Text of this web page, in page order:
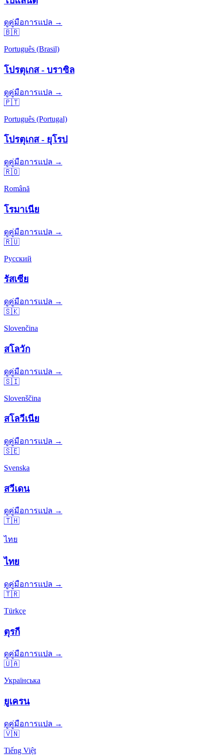
ดูคู่มือการแปล →
🇧🇷
Português (Brasil)
โปรตุเกส - บราซิล
ดูคู่มือการแปล →
🇵🇹
Português (Portugal)
โปรตุเกส - ยุโรป
ดูคู่มือการแปล →
🇷🇴
Română
โรมาเนีย
ดูคู่มือการแปล →
🇷🇺
Русский
รัสเซีย
ดูคู่มือการแปล →
🇸🇰
Slovenčina
สโลวัก
ดูคู่มือการแปล →
🇸🇮
Slovenščina
สโลวีเนีย
ดูคู่มือการแปล →
🇸🇪
Svenska
สวีเดน
ดูคู่มือการแปล →
🇹🇭
ไทย
ไทย
ดูคู่มือการแปล →
🇹🇷
Türkçe
ตุรกี
ดูคู่มือการแปล →
🇺🇦
Українська
ยูเครน
ดูคู่มือการแปล →
🇻🇳
Tiếng Việt